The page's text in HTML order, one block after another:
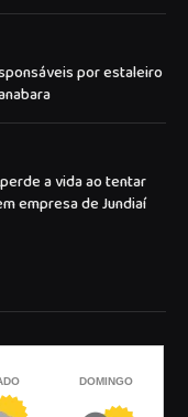
por estaleiro
a vida ao tentar
empresa de Jundiaí